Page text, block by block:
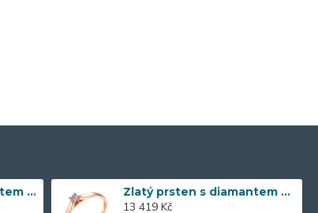
Zlaté náušnice s granátem 585/1000, 3,57 gr - 73805E002 Zlatý prsten s diamantem 585/1000, 0,04 ct - 55118R032
13 419 Kč